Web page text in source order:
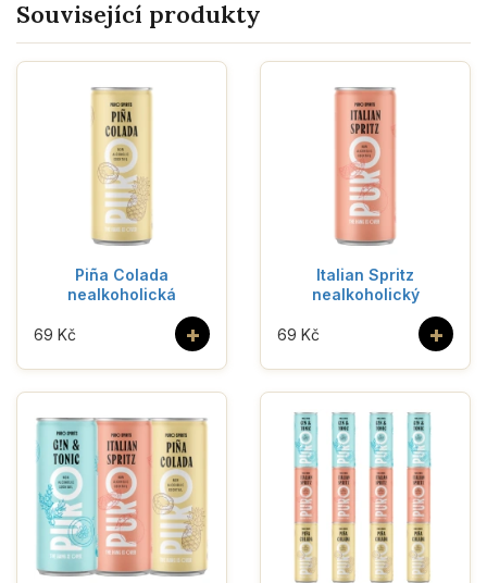
Související produkty
Piña Colada
nealkoholická
+
69 Kč
Italian Spritz
nealkoholický
+
69 Kč